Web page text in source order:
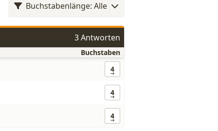
Buchstabenlänge: Alle
3 Antworten
Buchstaben
4
4
4